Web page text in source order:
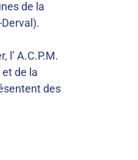
de la
l’ A.C.P.M.
de la
des